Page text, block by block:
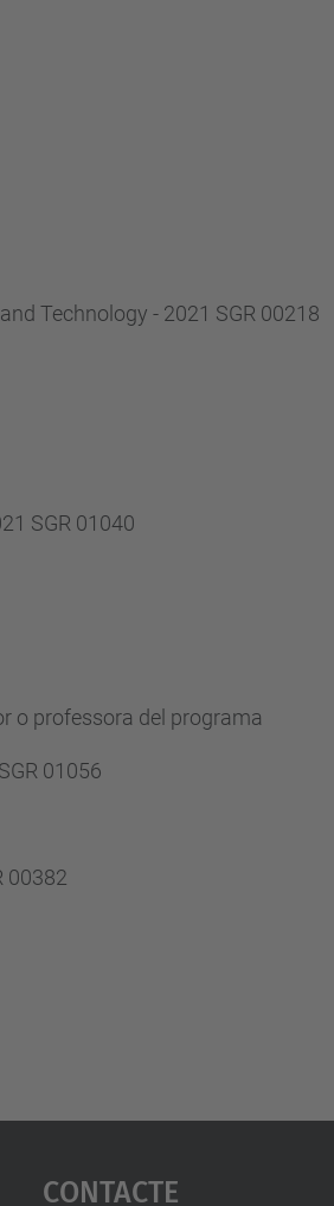
Technology - 2021 SGR 00218
SGR 01040
o professora del programa
01056
00382
Contacte